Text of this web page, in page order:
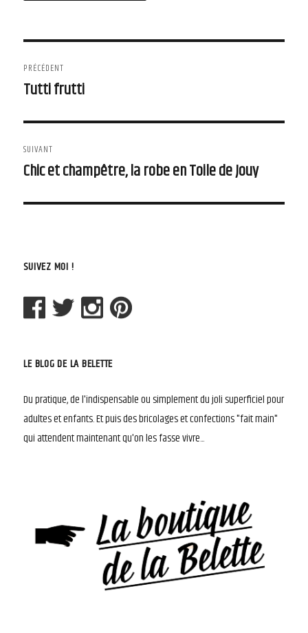
de
l'article
PRÉCÉDENT
Article
Tutti frutti
SUIVANT
Article
Chic et champêtre, la robe en Toile de Jouy
SUIVEZ MOI !
LE BLOG DE LA BELETTE
Du pratique, de l'indispensable ou simplement du joli superficiel pour
adultes et enfants. Et puis des bricolages et confections "fait main"
qui attendent maintenant qu'on les fasse vivre...